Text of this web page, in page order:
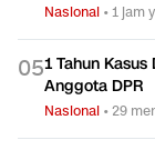
Nasional •1 jam
051 Tahun Kasus
Anggota DPR
Nasional •29